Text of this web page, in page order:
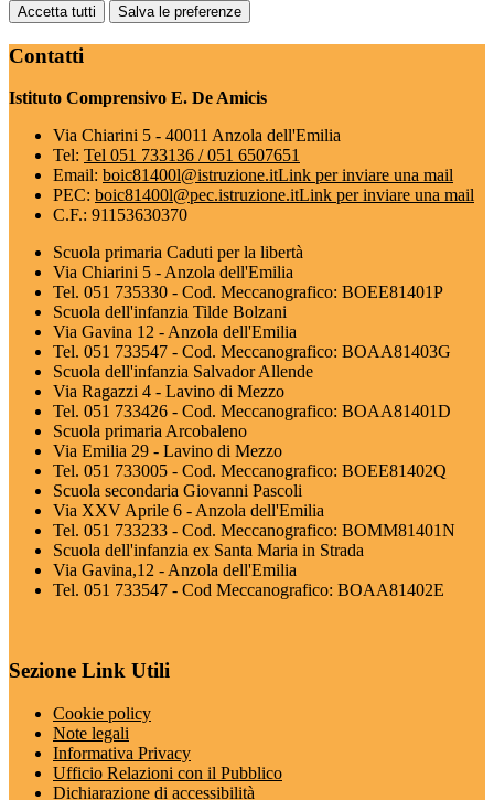
Accetta tutti Salva le preferenze
Contatti
Istituto Comprensivo E. De Amicis
Via Chiarini 5 - 40011 Anzola dell'Emilia
Tel: Tel 051 733136 / 051 6507651
Email: boic81400l@istruzione.itLink per inviare una mail
PEC: boic81400l@pec.istruzione.itLink per inviare una mail
C.F.: 91153630370
Scuola primaria Caduti per la libertà
Via Chiarini 5 - Anzola dell'Emilia
Tel. 051 735330 - Cod. Meccanografico: BOEE81401P
Scuola dell'infanzia Tilde Bolzani
Via Gavina 12 - Anzola dell'Emilia
Tel. 051 733547 - Cod. Meccanografico: BOAA81403G
Scuola dell'infanzia Salvador Allende
Via Ragazzi 4 - Lavino di Mezzo
Tel. 051 733426 - Cod. Meccanografico: BOAA81401D
Scuola primaria Arcobaleno
Via Emilia 29 - Lavino di Mezzo
Tel. 051 733005 - Cod. Meccanografico: BOEE81402Q
Scuola secondaria Giovanni Pascoli
Via XXV Aprile 6 - Anzola dell'Emilia
Tel. 051 733233 - Cod. Meccanografico: BOMM81401N
Scuola dell'infanzia ex Santa Maria in Strada
Via Gavina,12 - Anzola dell'Emilia
Tel. 051 733547 - Cod Meccanografico: BOAA81402E
Sezione Link Utili
Cookie policy
Note legali
Informativa Privacy
Ufficio Relazioni con il Pubblico
Dichiarazione di accessibilità